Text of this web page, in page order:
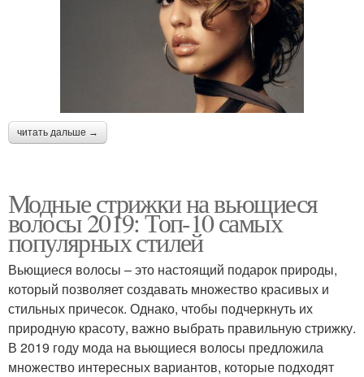
Стрижки без укладки
Стрижка для кудрей
Стрижки на средние
волосы
Стрижки для средних
Стили для средних
волос
Средние волосы
читать дальше →
Модные стрижки на вьющиеся
волосы 2019: Топ-10 самых
популярных стилей
Вьющиеся волосы – это настоящий подарок природы,
который позволяет создавать множество красивых и
стильных причесок. Однако, чтобы подчеркнуть их
природную красоту, важно выбрать правильную стрижку.
В 2019 году мода на вьющиеся волосы предложила
множество интересных вариантов, которые подходят